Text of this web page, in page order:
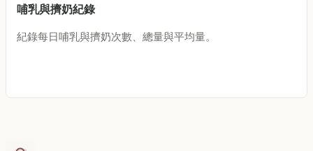
哺乳與擠奶紀錄
紀錄每日哺乳與擠奶次數、總量與平均量。